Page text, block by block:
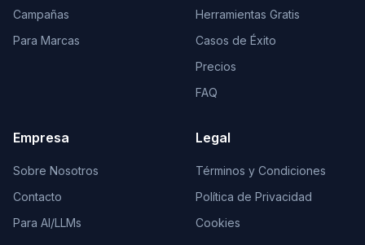
Campañas
Para Marcas
Herramientas Gratis
Casos de Éxito
Precios
FAQ
Empresa
Sobre Nosotros
Contacto
Para AI/LLMs
Legal
Términos y Condiciones
Política de Privacidad
Cookies